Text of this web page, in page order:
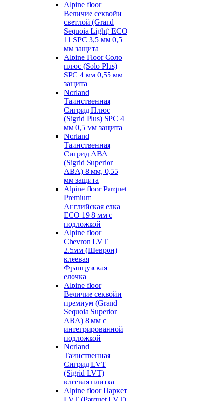
Alpine floor
Величие секвойи
светлой (Grand
Sequoia Light) ECO
11 SPC 3,5 мм 0,5
мм защита
Alpine Floor Соло
плюс (Solo Plus)
SPC 4 мм 0,55 мм
защита
Norland
Таинственная
Сигрид Плюс
(Sigrid Plus) SPC 4
мм 0,5 мм защита
Norland
Таинственная
Сигрид АВА
(Sigrid Superior
ABA) 8 мм, 0,55
мм защита
Alpine floor Parquet
Premium
Английская елка
ECO 19 8 мм с
подложкой
Alpine floor
Chevron LVT
2.5мм (Шеврон)
клеевая
Французская
елочка
Alpine floor
Величие секвойи
премиум (Grand
Sequoia Superior
ABA) 8 мм с
интегрированной
подложкой
Norland
Таинственная
Сигрид LVT
(Sigrid LVT)
клеевая плитка
Alpine floor Паркет
LVT (Parquet LVT)